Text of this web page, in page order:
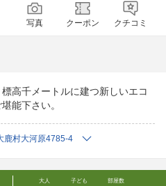
写真 クーポン クチコミ
高千メートルに建つ新しいエコ
能下さい。
鹿村大河原4785-4
大人 子ども 部屋数